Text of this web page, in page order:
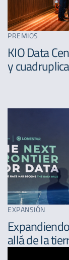
PREMIOS
KIO Data
y
EXPANSIÓN
allá de la